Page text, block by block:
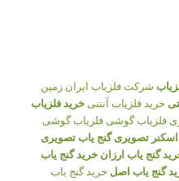
شرکت فلزیاب ایران زمین
خرید فلزیاب آنتنی خرید فلزیاب
فلزیاب گوشی فلزیاب گوشی
اسکنر تصویری گنج یاب تصویری
گنج یاب ارزان خرید گنج یاب
گنج یاب اصل خرید گنج یاب